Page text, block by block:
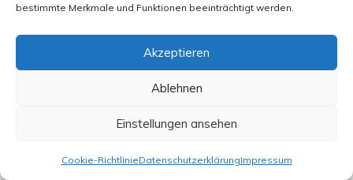
bestimmte Merkmale und Funktionen beeinträchtigt werden.
Akzeptieren
Ablehnen
Einstellungen ansehen
Cookie-RichtlinieDatenschutzerklärungImpressum
Stefan Vollmershausen sagt:
1. Mai 2017 um 14:17 Uhr
Im vergangenen Jahr musste ich mich einer
nicht beschweren. Wie der behandelnde Arzt sagte, sie